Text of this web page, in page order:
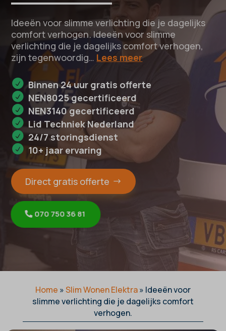
Ideeën voor slimme verlichting die je dagelijks
comfort verhogen. Ideeën voor slimme
verlichting die je dagelijks comfort verhogen,
zijn tegenwoordig… Lees meer
Binnen 24 uur gratis offerte
NEN8025 gecertificeerd
NEN3140 gecertificeerd
Lid Techniek Nederland
24/7 storingsdienst
10+ jaar ervaring
Direct gratis offerte
070 750 36 81
Home »Slim Wonen Elektra» Ideeën voor
slimme verlichting die je dagelijks comfort
verhogen.